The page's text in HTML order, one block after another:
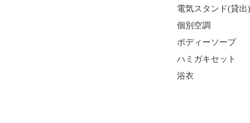
電気スタンド(貸出
個別空調
ボディーソープ
ハミガキセット
浴衣